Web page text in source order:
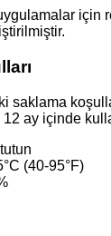
için
saklama
ay içinde
(40-95°F)